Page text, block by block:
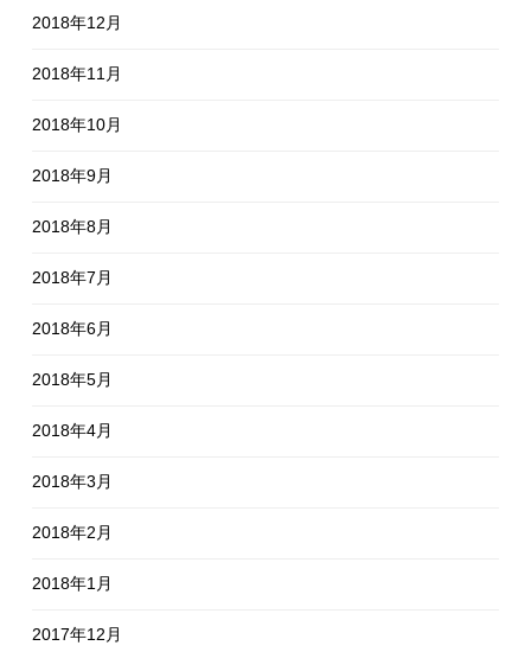
2018年12月
2018年11月
2018年10月
2018年9月
2018年8月
2018年7月
2018年6月
2018年5月
2018年4月
2018年3月
2018年2月
2018年1月
2017年12月